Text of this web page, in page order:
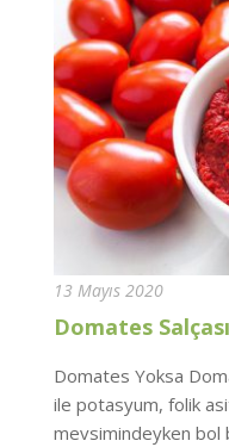
13 Mayıs 2020
Domates
Domates Yoksa
ile potasyum, folik
mevsimindeyken bol